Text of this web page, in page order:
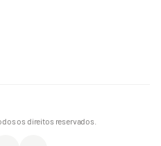
os direitos reservados.